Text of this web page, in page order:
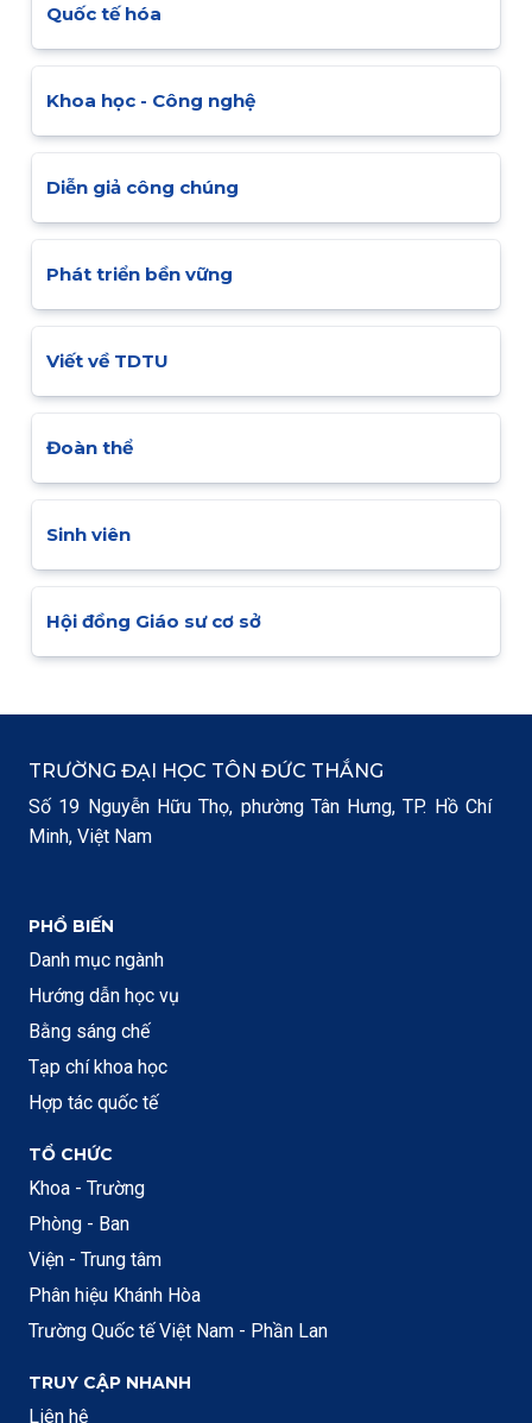
Quốc tế hóa
Khoa học - Công nghệ
Diễn giả công chúng
Phát triển bền vững
Viết về TDTU
Đoàn thể
Sinh viên
Hội đồng Giáo sư cơ sở
TRƯỜNG ĐẠI HỌC TÔN ĐỨC THẮNG
Số 19 Nguyễn Hữu Thọ, phường Tân Hưng, TP. Hồ Chí
Minh, Việt Nam
PHỔ BIẾN
Danh mục ngành
Hướng dẫn học vụ
Bằng sáng chế
Tạp chí khoa học
Hợp tác quốc tế
TỔ CHỨC
Khoa - Trường
Phòng - Ban
Viện - Trung tâm
Phân hiệu Khánh Hòa
Trường Quốc tế Việt Nam - Phần Lan
TRUY CẬP NHANH
Liên hệ